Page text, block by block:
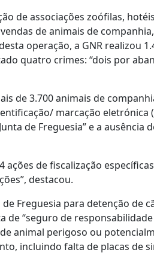
de associações zoófilas,
de animais de
operação, a GNR realizou
quatro crimes: “dois por
de 3.700 animais de
marcação eletrónica
de Freguesia” e a ausência
de fiscalização
destacou.
Freguesia para detenção de
“seguro de
animal perigoso ou
incluindo falta de placas de